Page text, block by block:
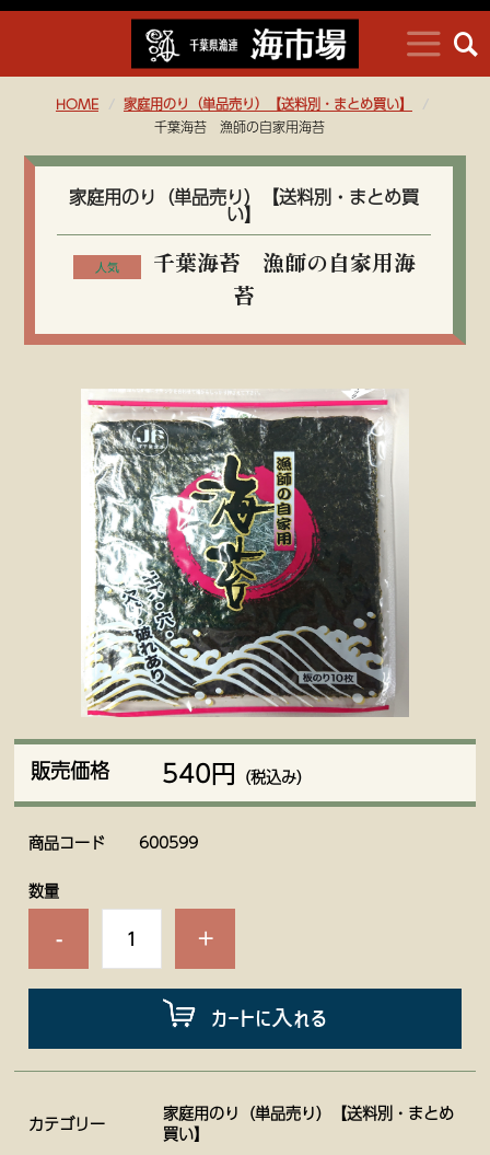
HOME
家庭用のり（単品売り）【送料別・まとめ買い】
千葉海苔 漁師の自家用海苔
家庭用のり（単品売り）【送料別・まとめ買
い】
千葉海苔 漁師の自家用海
苔
販売価格 540円 （税込み）
商品コード
600599
数量
- +
カートに入れる
カテゴリー
家庭用のり（単品売り）【送料別・まとめ
買い】